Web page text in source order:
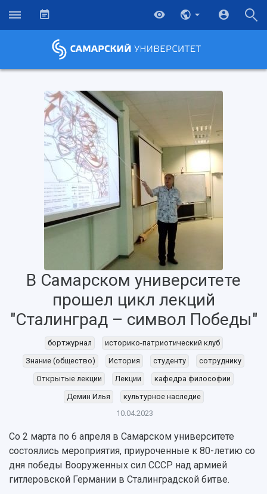
НАЗАД
Об университете
Ключевые факты
Рейтинги
Руководство
Наблюдательный совет
Попечительский совет
Кадровый резерв
Персоналии
Главные новости
Бортжурнал
Объявления
СМИ об университете
Пресс-центр
Газета "Самарский университет"
Мы в соцсетях
Мультимедиа
Образование
Почему я выбираю Самарский университет?
Абитуриенту
Бакалавриат и специалитет
Аспирантура
Формы обучения
Учебные планы
Дополнительное образование
Институты и факультеты
Образовательные программы
Профессорско-преподавательский состав
Научно-исследовательская деятельность
Основные научные направления
Научные школы и ведущие научные коллективы
Диссертационные советы
Конкурс на замещение должностей научных
работников
Научно-технический совет
Научные проекты и темы
Аспирантура и докторантура
Справочные материалы
В Самарском университете
прошел цикл лекций
"Сталинград – символ Победы"
бортжурнал
историко-патриотический клуб
Знание (общество)
История студенту
сотруднику
Открытые лекции
Лекции
кафедра философии
Демин Илья
культурное наследие
10.04.2023
Со 2 марта по 6 апреля в Самарском университете
состоялись мероприятия, приуроченные к 80-летию со
дня победы Вооруженных сил СССР над армией
гитлеровской Германии в Сталинградской битве.